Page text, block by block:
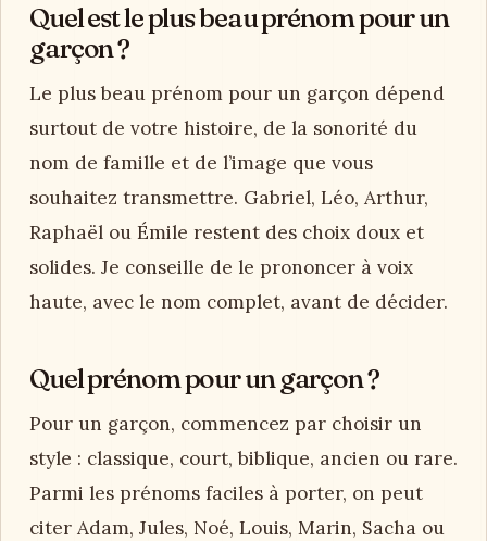
Quel est le plus beau prénom pour un
garçon ?
Le plus beau prénom pour un garçon dépend
surtout de votre histoire, de la sonorité du
nom de famille et de l’image que vous
souhaitez transmettre. Gabriel, Léo, Arthur,
Raphaël ou Émile restent des choix doux et
solides. Je conseille de le prononcer à voix
haute, avec le nom complet, avant de décider.
Quel prénom pour un garçon ?
Pour un garçon, commencez par choisir un
style : classique, court, biblique, ancien ou rare.
Parmi les prénoms faciles à porter, on peut
citer Adam, Jules, Noé, Louis, Marin, Sacha ou